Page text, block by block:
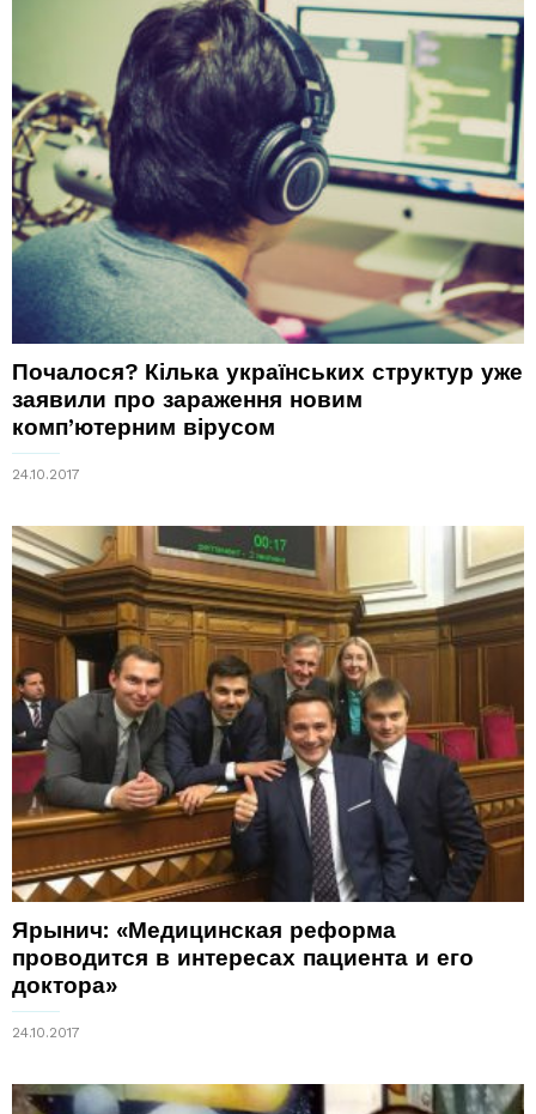
Почалося? Кілька українських структур уже
заявили про зараження новим
комп’ютерним вірусом
24.10.2017
Ярынич: «Медицинская реформа
проводится в интересах пациента и его
доктора»
24.10.2017